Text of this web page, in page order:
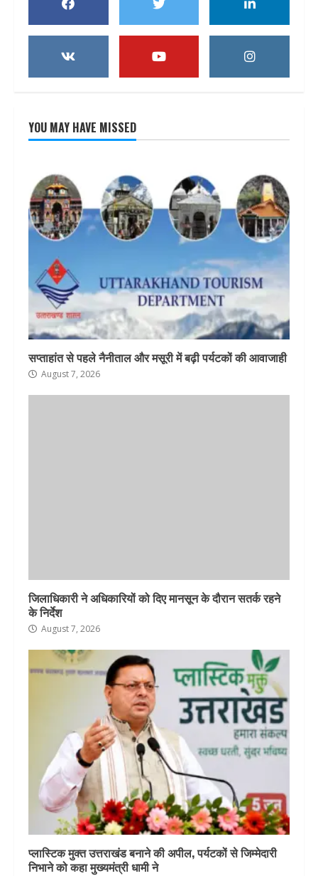
YOU MAY HAVE MISSED
सप्ताहांत से पहले नैनीताल और मसूरी में बढ़ी पर्यटकों की आवाजाही
August 7, 2026
जिलाधिकारी ने अधिकारियों को दिए मानसून के दौरान सतर्क रहने
के निर्देश
August 7, 2026
प्लास्टिक मुक्त उत्तराखंड बनाने की अपील, पर्यटकों से जिम्मेदारी
निभाने को कहा मुख्यमंत्री धामी ने